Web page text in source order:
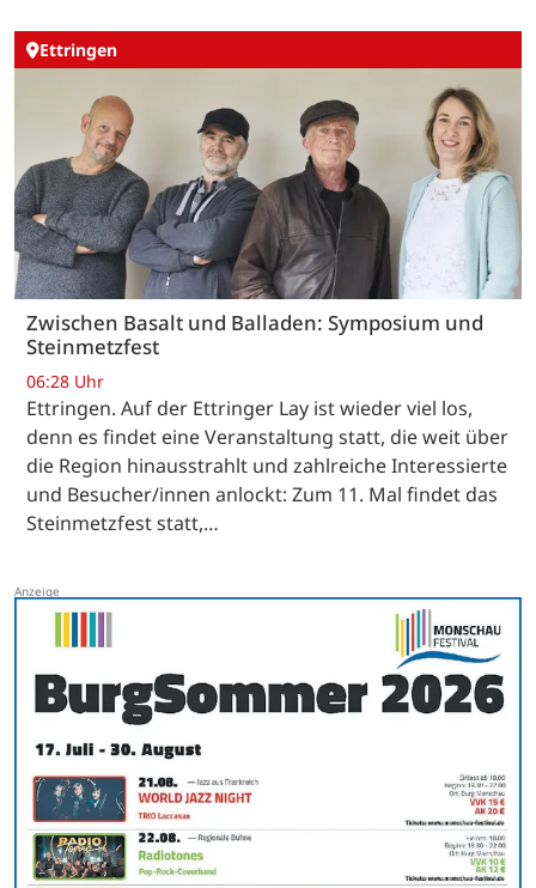
Ettringen
Zwischen Basalt und Balladen: Symposium und
Steinmetzfest
06:28 Uhr
Ettringen. Auf der Ettringer Lay ist wieder viel los,
denn es findet eine Veranstaltung statt, die weit über
die Region hinausstrahlt und zahlreiche Interessierte
und Besucher/innen anlockt: Zum 11. Mal findet das
Steinmetzfest statt,…